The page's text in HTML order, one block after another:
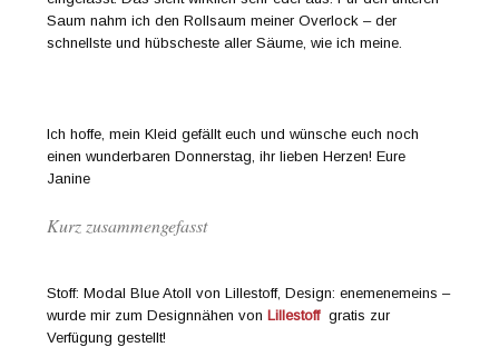
Saum nahm ich den Rollsaum meiner Overlock – der
schnellste und hübscheste aller Säume, wie ich meine.
Ich hoffe, mein Kleid gefällt euch und wünsche euch noch
einen wunderbaren Donnerstag, ihr lieben Herzen! Eure
Janine
Kurz zusammengefasst
Stoff: Modal Blue Atoll von Lillestoff, Design: enemenemeins –
wurde mir zum Designnähen von Lillestoffgratis zur
Verfügung gestellt!